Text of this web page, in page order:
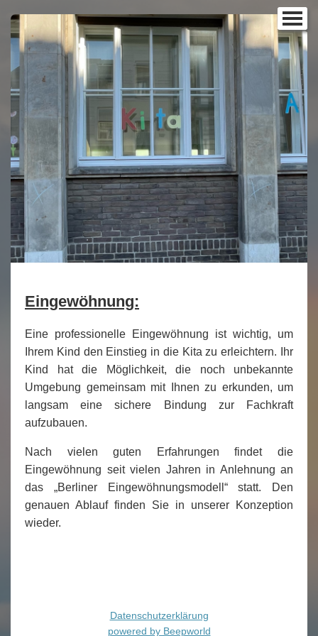
Home
Aktuelles
Die Einrichtung
▼
Eingewöhnung
Ernährung
Rundgang
Besondere Angebote
Öffnungszeiten / Termine
Unser Team
Links
Impressum
Eingewöhnung:
Eine professionelle Eingewöhnung ist wichtig, um
Ihrem Kind den Einstieg in die Kita zu erleichtern. Ihr
Kind hat die Möglichkeit, die noch unbekannte
Umgebung gemeinsam mit Ihnen zu erkunden, um
langsam eine sichere Bindung zur Fachkraft
aufzubauen.
Nach vielen guten Erfahrungen findet die
Eingewöhnung seit vielen Jahren in Anlehnung an
das „Berliner Eingewöhnungsmodell“ statt. Den
genauen Ablauf finden Sie in unserer Konzeption
wieder.
Datenschutzerklärung
powered by Beepworld